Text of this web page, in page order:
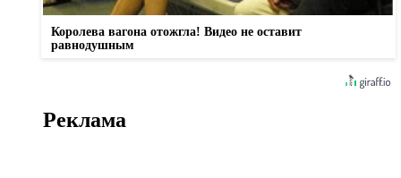
Королева вагона отожгла! Видео не оставит
равнодушным
Реклама